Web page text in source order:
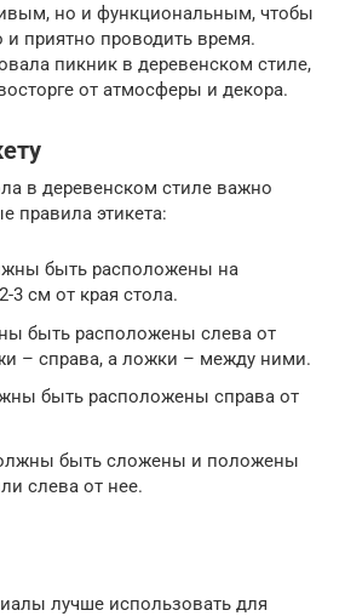
но и функциональным, чтобы
и приятно проводить время.
пикник в деревенском стиле,
от атмосферы и декора.
в деревенском стиле важно
правила этикета:
быть расположены на
3 см от края стола.
быть расположены слева от
– справа, а ложки – между ними.
быть расположены справа от
быть сложены и положены
слева от нее.
лучше использовать для